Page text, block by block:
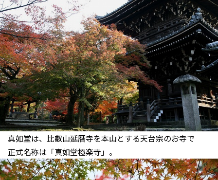
真如堂は、比叡山延暦寺を本山とする天台宗のお寺で
正式名称は「真如堂極楽寺」。